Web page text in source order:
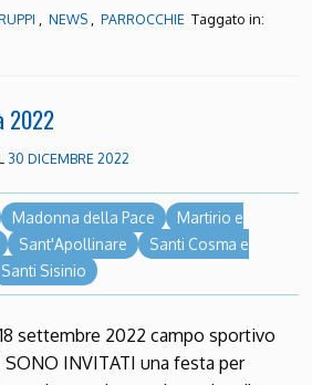
NEWS PARROCCHIE Taggato in:
2022
30 DICEMBRE 2022
Madonna della Pace
Martirio e
Sant'Apollinare
Santi Cosma e
Santi Sisinio
settembre 2022 campo sportivo
SONO INVITATI una festa per